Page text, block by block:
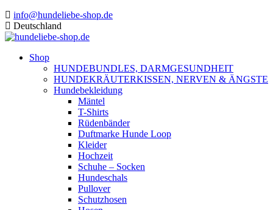
info@hundeliebe-shop.de
Deutschland
Shop
HUNDEBUNDLES, DARMGESUNDHEIT
HUNDEKRÄUTERKISSEN, NERVEN & ÄNGSTE
Hundebekleidung
Mäntel
T-Shirts
Rüdenbänder
Duftmarke Hunde Loop
Kleider
Hochzeit
Schuhe – Socken
Hundeschals
Pullover
Schutzhosen